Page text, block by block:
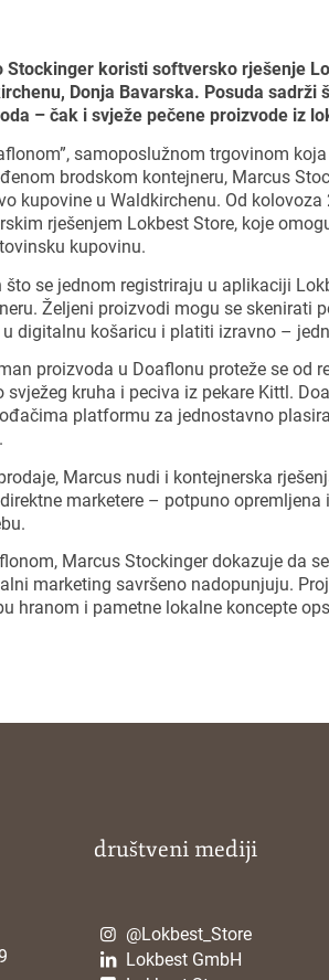
Stockinger koristi softversko rješenje
Donja Bavarska. Posuda
– čak i svježe pečene proizvode iz
samoposlužnom trgovinom
brodskom kontejneru, Marcus
kupovine u Waldkirchenu. Od
rješenjem Lokbest Store, koje
kupovinu.
što se jednom registriraju u aplikaciji
Željeni proizvodi mogu se skenirati
digitalnu košaricu i platiti izravno –
proizvoda u Doaflonu proteže se od
svježeg kruha i peciva iz pekare Kittl.
platformu za jednostavno
Marcus nudi i kontejnerska
marketere – potpuno opremljena
Marcus Stockinger dokazuje da
marketing savršeno nadopunjuju.
hranom i pametne lokalne koncepte
društveni mediji
@Lokbest_Store
Lokbest GmbH